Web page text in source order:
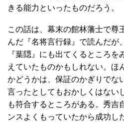
きる能力といったものだろう。
この話は、幕末の館林藩士で尊
んだ『名将言行録』で読んだが
『葉隠』にも出てくるところ
えていたものかもしれない。ほ
かどうかは、保証のかぎりでな
言ったとしてもおかしくはない
も符合するところがある。秀吉
ンスよくもっていたから成功し